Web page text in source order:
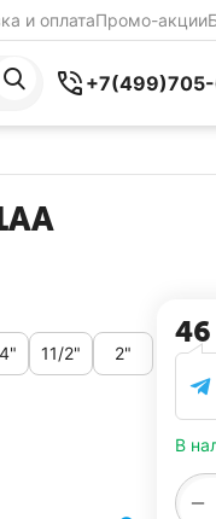
и оплатаПромо-акции
11/2" 2"
46
В
−